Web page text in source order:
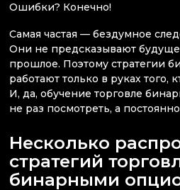
Ошибки? Конечно!
Самая частая — бездумное
Они не предсказывают
прошлое. Поэтому стратегии
работают только в руках того,
И, да, обучение торговле
не раз посмотреть, а
Несколько
стратегий
бинарными